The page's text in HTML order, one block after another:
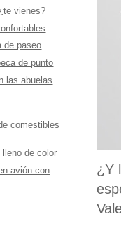
¿Y
vienes?
de paseo
de punto
las abuelas
comestibles
lleno de color
avión con